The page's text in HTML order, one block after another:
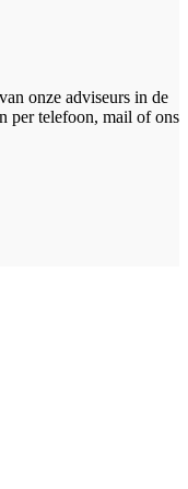
onze adviseurs in de
per telefoon, mail of ons